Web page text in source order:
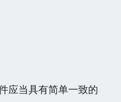
应当具有简单一致的